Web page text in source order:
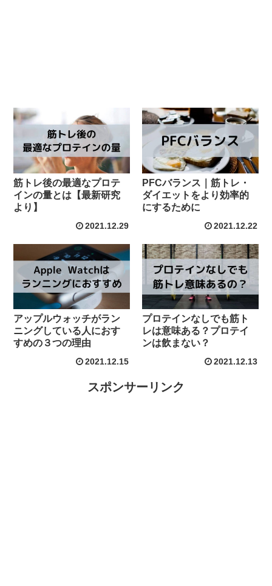
筋トレ後の最適なプロテ
インの量とは【最新研究
より】
2021.12.29
PFCバランス｜筋トレ・
ダイエットをより効率的
にするために
2021.12.22
アップルウォッチがラン
ニングしている人におす
すめの３つの理由
2021.12.15
プロテインなしでも筋ト
レは意味ある？プロテイ
ンは飲まない？
2021.12.13
スポンサーリンク